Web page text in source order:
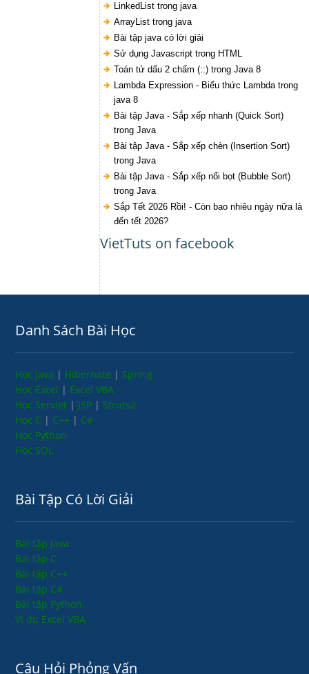
LinkedList trong java
ArrayList trong java
Bài tập java có lời giải
Sử dụng Javascript trong HTML
Toán tử dấu 2 chấm (::) trong Java 8
Lambda Expression - Biểu thức Lambda trong
java 8
Bài tập Java - Sắp xếp nhanh (Quick Sort)
trong Java
Bài tập Java - Sắp xếp chèn (Insertion Sort)
trong Java
Bài tập Java - Sắp xếp nổi bọt (Bubble Sort)
trong Java
Sắp Tết 2026 Rồi! - Còn bao nhiêu ngày nữa là
đến tết 2026?
VietTuts on facebook
Danh Sách Bài Học
Học Java | Hibernate | Spring
Học Excel | Excel VBA
Học Servlet | JSP | Struts2
Học C | C++ | C#
Học Python
Học SQL
Bài Tập Có Lời Giải
Bài tập Java
Bài tập C
Bài tập C++
Bài tập C#
Bài tập Python
Ví dụ Excel VBA
Câu Hỏi Phỏng Vấn